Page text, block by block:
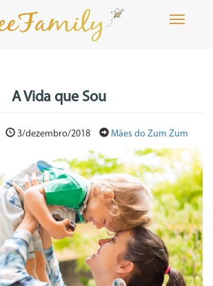
Toggle
A Vida que Sou
3/dezembro/2018 Mães do Zum Zum